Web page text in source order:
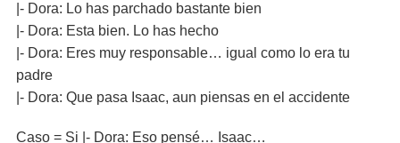
|- Dora: Lo has parchado bastante bien
|- Dora: Esta bien. Lo has hecho
|- Dora: Eres muy responsable… igual como lo era tu
padre
|- Dora: Que pasa Isaac, aun piensas en el accidente
Caso = Si |- Dora: Eso pensé… Isaac…